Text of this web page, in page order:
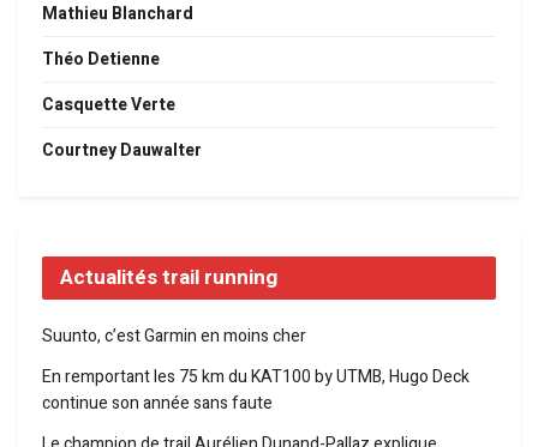
Mathieu Blanchard
Théo Detienne
Casquette Verte
Courtney Dauwalter
Actualités trail running
Suunto, c’est Garmin en moins cher
En remportant les 75 km du KAT100 by UTMB, Hugo Deck
continue son année sans faute